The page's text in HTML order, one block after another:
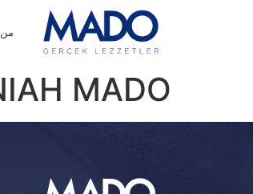
MADO